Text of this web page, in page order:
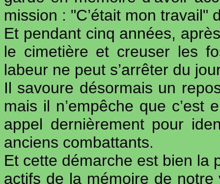
mission : "C’était mon travail"
Et pendant cinq années,
le cimetière et creuser les
labeur ne peut s’arrêter du
Il savoure désormais un
mais il n’empêche que
appel dernièrement pour
anciens combattants.
Et cette démarche est bien la
actifs de la mémoire de